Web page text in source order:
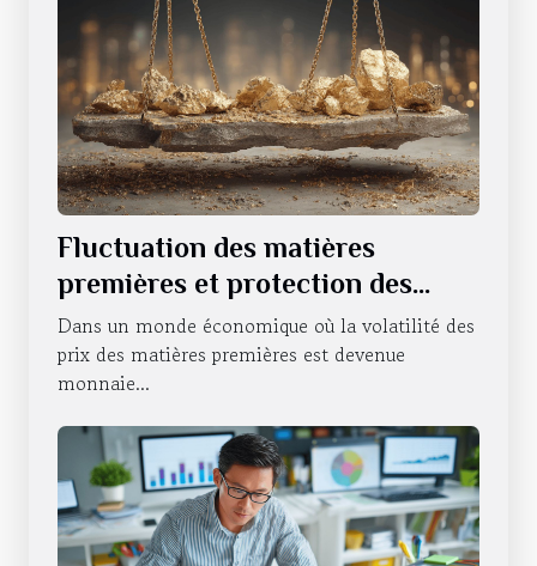
Fluctuation des matières
premières et protection des
investissements Comment se
couvrir contre l'instabilité
Dans un monde économique où la volatilité des
prix des matières premières est devenue
monnaie...